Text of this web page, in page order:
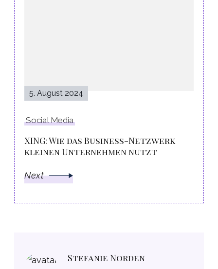
5. August 2024
Social Media
XING: Wie das Business-Netzwerk
kleinen Unternehmen nutzt
Next
Stefanie Norden